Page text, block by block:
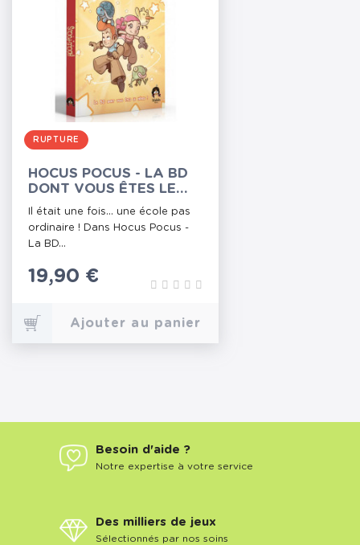
RUPTURE
HOCUS POCUS - LA BD
DONT VOUS ÊTES LE
HÉROS - EPREUVE DES
FABULINS
Il était une fois... une école pas
ordinaire ! Dans Hocus Pocus -
La BD...
Prix
19,90 €
Ajouter au panier
Besoin d'aide ?
Notre expertise à votre service
Des milliers de jeux
Sélectionnés par nos soins